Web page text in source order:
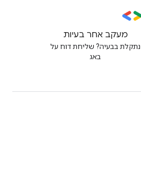
מעקב אחר בעיות
נתקלת בבעיה? שליחת דוח על
באג